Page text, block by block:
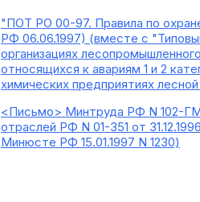
"ПОТ РО 00-97. Правила по
РФ 06.06.1997) (вместе с
организациях
относящихся к авариям 1 и 2
химических предприятиях
<Письмо> Минтруда РФ N 102-
отраслей РФ N 01-351 от
Минюсте РФ 15.01.1997 N 1230)